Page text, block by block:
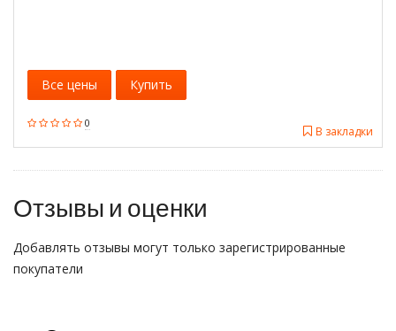
0
В закладки
Все цены Купить
Отзывы и оценки
Добавлять отзывы могут только зарегистрированные
покупатели